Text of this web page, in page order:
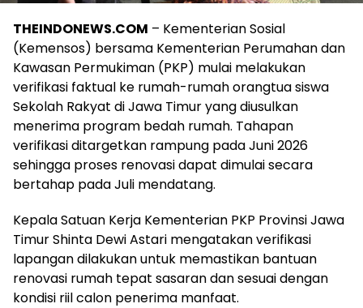
THEINDONEWS.COM – Kementerian Sosial
(Kemensos) bersama Kementerian Perumahan dan
Kawasan Permukiman (PKP) mulai melakukan
verifikasi faktual ke rumah-rumah orangtua siswa
Sekolah Rakyat di Jawa Timur yang diusulkan
menerima program bedah rumah. Tahapan
verifikasi ditargetkan rampung pada Juni 2026
sehingga proses renovasi dapat dimulai secara
bertahap pada Juli mendatang.
Kepala Satuan Kerja Kementerian PKP Provinsi Jawa
Timur Shinta Dewi Astari mengatakan verifikasi
lapangan dilakukan untuk memastikan bantuan
renovasi rumah tepat sasaran dan sesuai dengan
kondisi riil calon penerima manfaat.